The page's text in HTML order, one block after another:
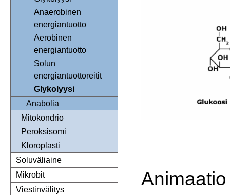
Anaerobinen
energiantuotto
Aerobinen
energiantuotto
Solun
energiantuottoreitit
Glykolyysi
Anabolia
Mitokondrio
Peroksisomi
Kloroplasti
Soluväliaine
Mikrobit
Viestinvälitys